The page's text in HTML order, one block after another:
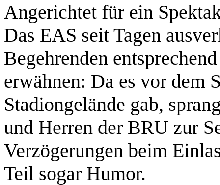
Angerichtet für ein
Das EAS seit Tagen
Begehrenden
erwähnen: Da es vor dem
Stadiongelände gab,
und Herren der BRU zur
Verzögerungen beim
Teil sogar Humor.